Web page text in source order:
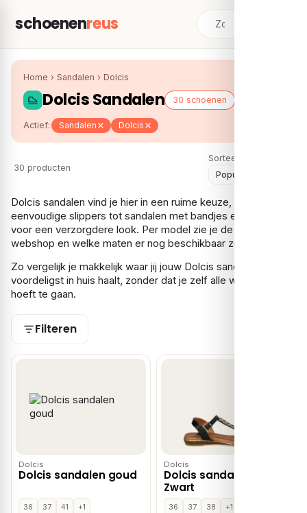
schoenenreus
Home › Sandalen › Dolcis
Dolcis Sandalen 30 schoenen
Actief: Sandalen Dolcis
30 producten
Sorteer:
Dolcis sandalen vind je hier in een ruime keuze, van
eenvoudige slippers tot sandalen met bandjes en gespen
voor een verzorgdere look. Per model zie je de prijs bij elke
webshop en welke maten er nog beschikbaar zijn.
Zo vergelijk je makkelijk waar jij jouw Dolcis sandalen het
voordeligst in huis haalt, zonder dat je zelf alle winkels langs
hoeft te gaan.
Filteren
Dolcis
Dolcis sandalen goud
36 37 41
+1
Dolcis
Dolcis sandalen –
Zwart
36 37 38 +1